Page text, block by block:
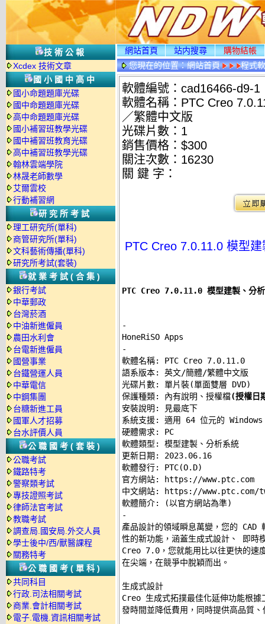
技術公報
Xcdex 技術文章
國小國中高中
國小命題題庫光碟
國中命題題庫光碟
高中命題題庫光碟
國小補習班教學光碟
國中補習班教育光碟
高中補習班教學光碟
翰林雲端學院
林晟老師數學
艾爾雲校
行動補習網
研究所考試
理工研究所(單科)
商管研究所(單科)
文科藝術傳播(單科)
研究所考試(套裝)
就業考試(合集)
銀行考試
中華郵政
台灣菸酒
中油新進僱員
農田水利會
台電新進僱員
國營事業
台鐵營運人員
中華電信
中鋼集團
台糖新進工員
國軍人才招募
台水評價人員
公職國考(套裝)
公職考試
鐵路特考
警察類考試
專技證照考試
律師法官考試
教職考試
調查局.國安局.外交人員
學士後中/西/獸醫課程
關務特考
公職國考(單科)
共同科目
行政.司法相關考試
商業.會計相關考試
電子.電機.資訊相關考試
網站首頁 站内搜尋
購物結帳
您現在的位置：網站首頁 程式
軟體編號：cad16466-d9-1
軟體名稱：PTC Creo
／繁體中文版
光碟片數：1
銷售價格：$300
關注次數： 16230
關 鍵 字：
PTC Creo 7.0.11.0 模型
PTC Creo 7.0.11.0 模型建製、分
-
-
軟體名稱: PTC Creo 7.0.11.0
語系版本: 英文/簡體/繁體中文版
光碟片數: 單片裝(單面雙層 DVD)
保護種類: 內有說明、授權檔(授權
安裝說明:
見最底下
系統支援: 適用 64 位元的
硬體需求: PC
軟體類型: 模型建製、分析系統
更新日期: 2023.06.16
軟體發行: PTC(O.D)
官方網站:
https://www.ptc.com
中文網站:
https://www.ptc.com/
-
產品設計的領域瞬息萬變，您的
性的新功能，涵蓋生成式設計、 即
Creo 7.0，您就能用比以往更快的速
在尖端，在競爭中脫穎而出。
生成式設計
Creo 生成式拓撲最佳化延伸功能根
發時間並降低費用，同時提供高品質